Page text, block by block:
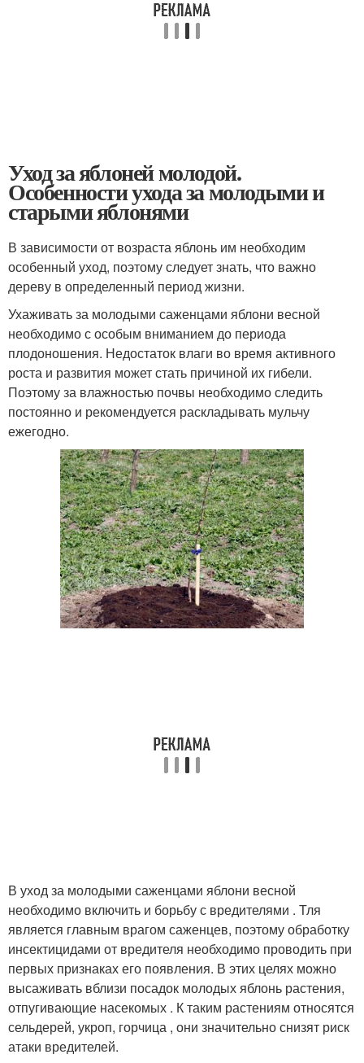
Уход за яблоней молодой.
Особенности ухода за молодыми и
старыми яблонями
В зависимости от возраста яблонь им необходим
особенный уход, поэтому следует знать, что важно
дереву в определенный период жизни.
Ухаживать за молодыми саженцами яблони весной
необходимо с особым вниманием до периода
плодоношения. Недостаток влаги во время активного
роста и развития может стать причиной их гибели.
Поэтому за влажностью почвы необходимо следить
постоянно и рекомендуется раскладывать мульчу
ежегодно.
В уход за молодыми саженцами яблони весной
необходимо включить и борьбу с вредителями . Тля
является главным врагом саженцев, поэтому обработку
инсектицидами от вредителя необходимо проводить при
первых признаках его появления. В этих целях можно
высаживать вблизи посадок молодых яблонь растения,
отпугивающие насекомых . К таким растениям относятся
сельдерей, укроп, горчица , они значительно снизят риск
атаки вредителей.